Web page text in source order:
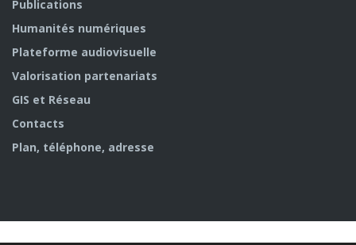
Publications
Humanités numériques
Plateforme audiovisuelle
Valorisation partenariats
GIS et Réseau
Contacts
Plan, téléphone, adresse